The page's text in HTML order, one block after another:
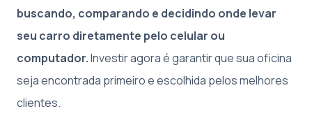
buscando, comparando e decidindo onde levar
seu carro diretamente pelo celular ou
computador.Investir agora é garantir que sua oficina
seja encontrada primeiro e escolhida pelos melhores
clientes.